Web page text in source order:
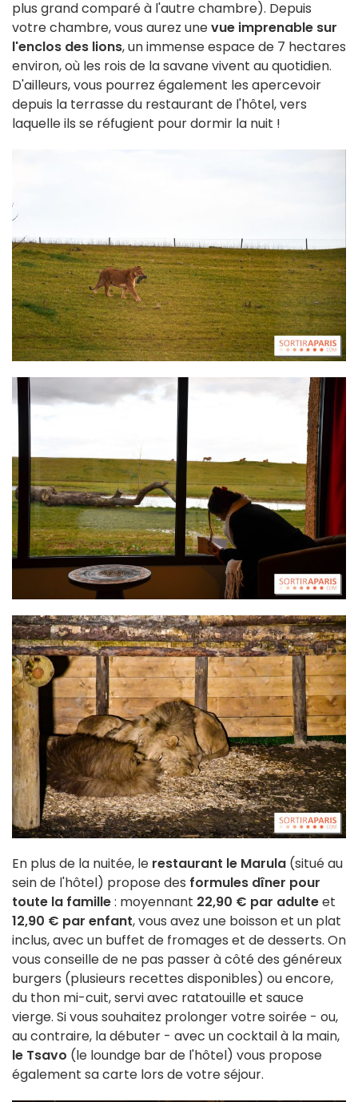
plus grand comparé à l'autre chambre). Depuis
votre chambre, vous aurez unevue imprenable sur
l'enclos des lions, un immense espace de 7 hectares
environ, où les rois de la savane vivent au quotidien.
D'ailleurs, vous pourrez également les apercevoir
depuis la terrasse du restaurant de l'hôtel, vers
laquelle ils se réfugient pour dormir la nuit !
En plus de la nuitée, le restaurant le Marula (situé au
sein de l'hôtel) propose des formules dîner pour
toute la famille: moyennant 22,90 € par adulteet
12,90 € par enfant, vous avez une boisson et un plat
inclus, avec un buffet de fromages et de desserts. On
vous conseille de ne pas passer à côté des généreux
burgers (plusieurs recettes disponibles) ou encore,
du thon mi-cuit, servi avec ratatouille et sauce
vierge. Si vous souhaitez prolonger votre soirée - ou,
au contraire, la débuter - avec un cocktail à la main,
le Tsavo (le loundge bar de l'hôtel) vous propose
également sa carte lors de votre séjour.